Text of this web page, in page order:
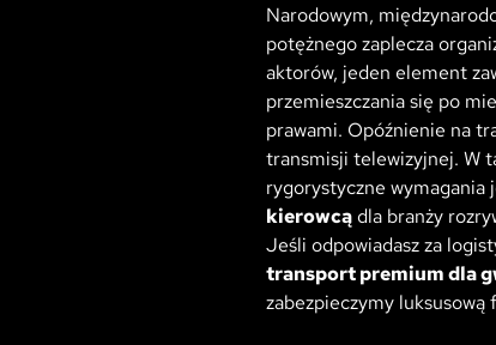
Narodowym,
potężnego zaplecza
aktorów, jeden element
przemieszczania się po
prawami. Opóźnienie na
transmisji telewizyjnej. W
rygorystyczne
kierowcądla branży
Jeśli odpowiadasz za
transport premium dla
zabezpieczymy